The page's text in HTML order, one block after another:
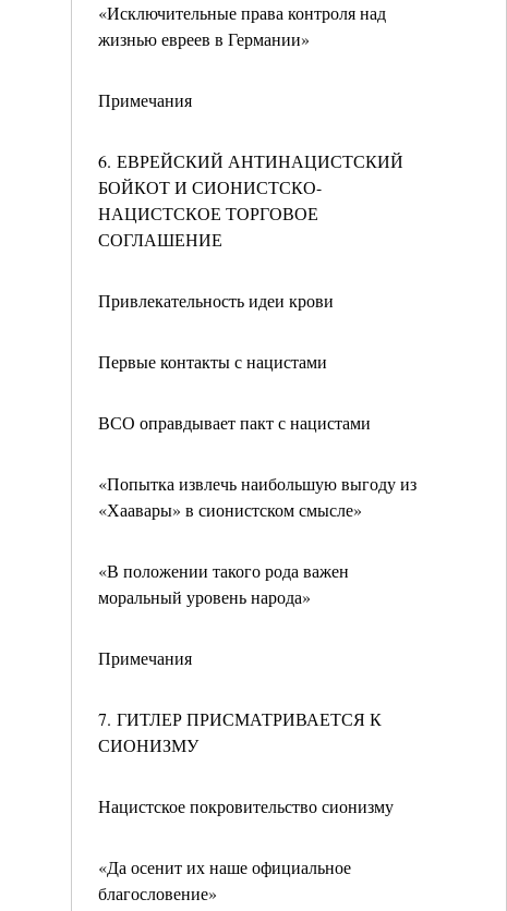
«Исключительные права контроля над
жизнью евреев в Германии»
Примечания
6. ЕВРЕЙСКИЙ АНТИНАЦИСТСКИЙ
БОЙКОТ И СИОНИСТСКО-
НАЦИСТСКОЕ ТОРГОВОЕ
СОГЛАШЕНИЕ
Привлекательность идеи крови
Первые контакты с нацистами
ВСО оправдывает пакт с нацистами
«Попытка извлечь наибольшую выгоду из
«Хаавары» в сионистском смысле»
«В положении такого рода важен
моральный уровень народа»
Примечания
7. ГИТЛЕР ПРИСМАТРИВАЕТСЯ К
СИОНИЗМУ
Нацистское покровительство сионизму
«Да осенит их наше официальное
благословение»